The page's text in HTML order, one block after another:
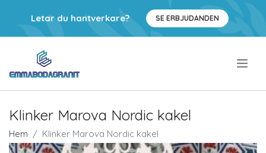
Letar du hantverkare? SE ERBJUDANDEN
Klinker Marova Nordic kakel
Hem Klinker Marova Nordic kakel